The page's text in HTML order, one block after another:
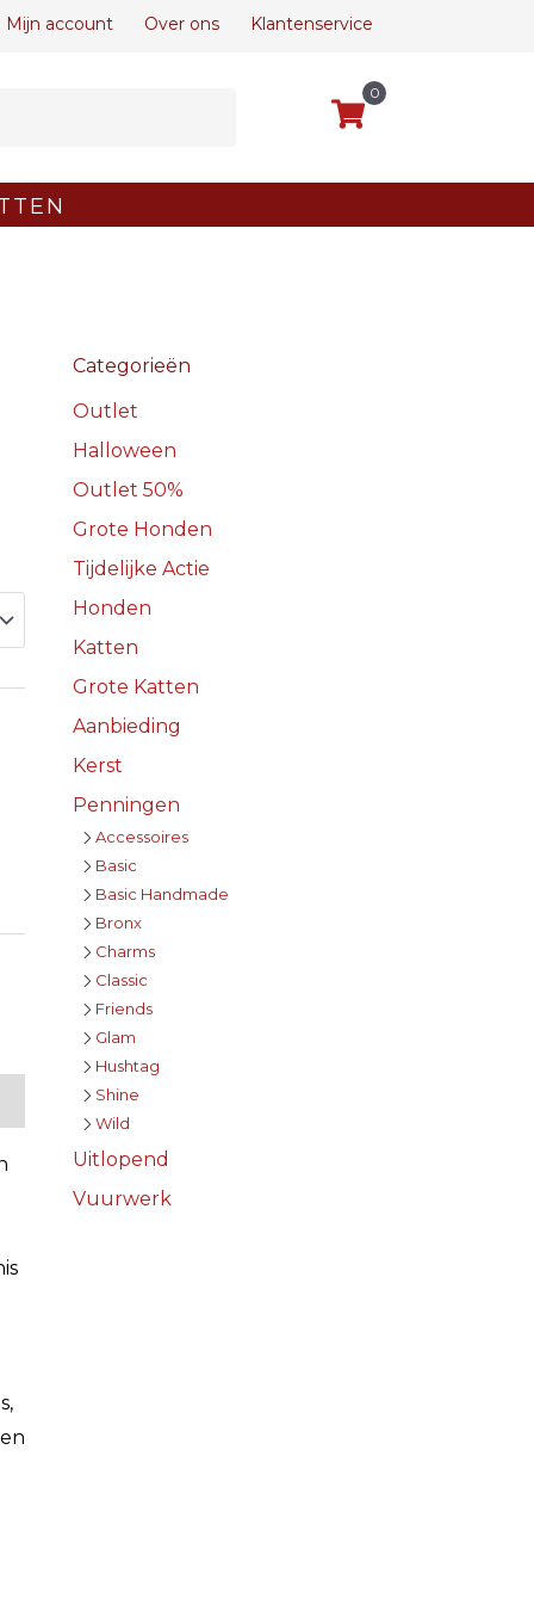
Mijn account Over ons Klantenservice
0
Categorieën
Outlet
Halloween
Outlet 50%
Grote Honden
Tijdelijke Actie
Honden
Katten
Grote Katten
Aanbieding
Kerst
Penningen
Accessoires
Basic
Basic Handmade
Bronx
Charms
Classic
Friends
Glam
Hushtag
Shine
Wild
Uitlopend
Vuurwerk